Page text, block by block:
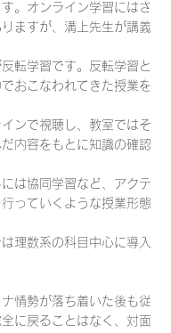
。オンライン学習にはさ
ますが、溝上先生が講義
転学習です。反転学習と
おこなわれてきた授業を
ンで視聴し、教室ではそ
内容をもとに知識の確認
は協同学習など、アクテ
っていくような授業形態
理数系の科目中心に導入
情勢が落ち着いた後も従
に戻ることはなく、対面